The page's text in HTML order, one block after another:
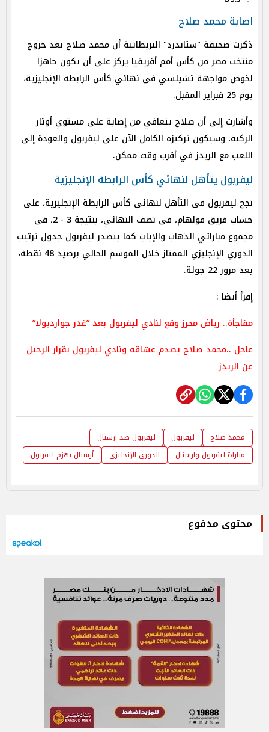
اصابة محمد صلاح
ذكرت صحيفة "ستاندرد" البريطانية أن محمد صلاح بعد خروج
منتخب مصر من كأس أمم أفريقيا يركز على أن يكون جاهزا
لخوض مواجهة تشيلسي فى نهائي كأس الرابطة الإنجليزية،
يوم 25 فبراير المقبل.
وأشارت إلى أن صلاح يتعافي من إصابة على مستوي أوتار
الركبة، وسيكون تركيزه الكامل الآن على ليفربول والعودة إلى
اللعب مع الريدز في أقرب وقت ممكن.
ليفربول يتأهل لنهائي كأس الرابطة الإنجليزية
نجح ليفربول فى التأهل لنهائي كأس الرابطة الإنجليزية، على
حساب فريق فولهام، فى نصف النهائي، بنتيجة 3 - 2، فى
مجموع مباراتي الذهاب والإياب كما يتصدر ليفربول جدول ترتيب
الدوري الإنجليزي الممتاز خلال الموسم الحالي برصيد 48 نقطة،
بعد مرور 22 جولة.
إقرأ أيضا :
مفاجأة.. رياض محرز وقع لنادي ليفربول بعد ”غدر جوارديولا”
عاجل ..محمد صلاح يصدم عشاقه ونادي ليفربول بقرار الرحيل
عن الريدز
محمد صلاح ليفربول
ليفربول ضد آرسنال
مباراة ليفربول وارسنال
الدوري الإنجليزي أرسنال يهزم ليفربول
محتوى مدفوع